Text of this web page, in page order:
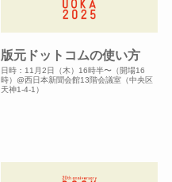
版元ドットコムの使い方
日時：11月2日（木）16時半〜（開場16
時）@西日本新聞会館13階会議室（中央区
天神1-4-1）